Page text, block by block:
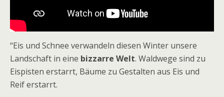
“Eis und Schnee verwandeln diesen Winter unsere
Landschaft in eine bizzarre Welt. Waldwege sind zu
Eispisten erstarrt, Bäume zu Gestalten aus Eis und
Reif erstarrt.